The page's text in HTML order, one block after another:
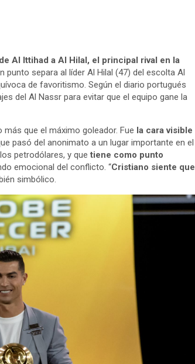
Al Ittihad a Al Hilal, el principal rival en la
punto separa al líder Al Hilal (47) del escolta Al
de favoritismo. Según el diario portugués
del Al Nassr para evitar que el equipo gane la
que el máximo goleador. Fue la cara visible
pasó del anonimato a un lugar importante en el
petrodólares, y quetiene como punto
emocional del conflicto. “Cristiano siente que
simbólico.